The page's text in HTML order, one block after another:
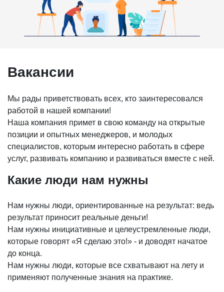
Вакансии
Мы рады приветствовать всех, кто заинтересовался
работой в нашей компании!
Наша компания примет в свою команду на открытые
позиции и опытных менеджеров, и молодых
специалистов, которым интересно работать в сфере
услуг, развивать компанию и развиваться вместе с ней.
Какие люди нам нужны
Нам нужны люди, ориентированные на результат: ведь
результат приносит реальные деньги!
Нам нужны инициативные и целеустремленные люди,
которые говорят «Я сделаю это!» - и доводят начатое
до конца.
Нам нужны люди, которые все схватывают на лету и
применяют полученные знания на практике.